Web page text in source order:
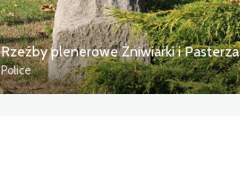
Rzeźby plenerowe Żniwiarki i Pasterza
Police